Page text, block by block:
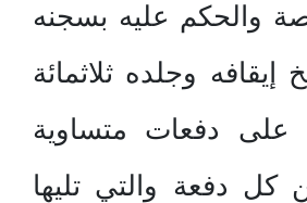
والحكم عليه بسجنه
وجلده ثلاثمائة
على دفعات متساوية
كل دفعة والتي تليها